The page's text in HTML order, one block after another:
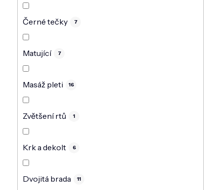
Černé tečky 7
Matující 7
Masáž pleti 16
Zvětšení rtů 1
Krk a dekolt 6
Dvojitá brada 11